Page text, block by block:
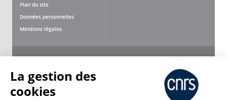
Plan du site
Données personnelles
Mentions légales
La gestion des
cookies